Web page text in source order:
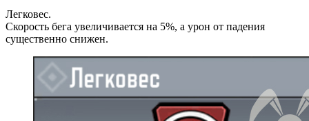
Легковес.
Скорость бега увеличивается на 5%, а урон от падения
существенно снижен.